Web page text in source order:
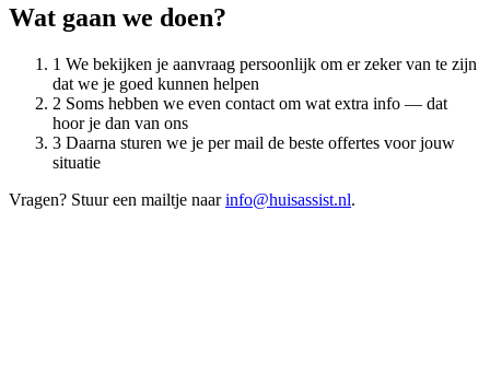
Wat gaan we doen?
1 We bekijken je aanvraag persoonlijk om er zeker van te zijn
dat we je goed kunnen helpen
2 Soms hebben we even contact om wat extra info — dat
hoor je dan van ons
3 Daarna sturen we je per mail de beste offertes voor jouw
situatie
Vragen? Stuur een mailtje naarinfo@huisassist.nl.